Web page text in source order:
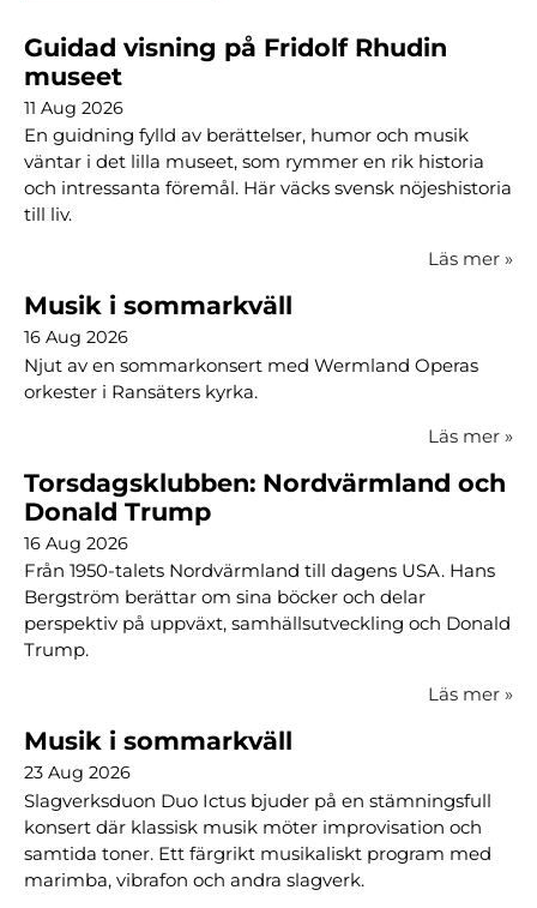
Guidad visning på Fridolf Rhudin
museet
11 Aug 2026
En guidning fylld av berättelser, humor och musik
väntar i det lilla museet, som rymmer en rik historia
och intressanta föremål. Här väcks svensk nöjeshistoria
till liv.
Läs mer »
Musik i sommarkväll
16 Aug 2026
Njut av en sommarkonsert med Wermland Operas
orkester i Ransäters kyrka.
Läs mer »
Torsdagsklubben: Nordvärmland och
Donald Trump
16 Aug 2026
Från 1950-talets Nordvärmland till dagens USA. Hans
Bergström berättar om sina böcker och delar
perspektiv på uppväxt, samhällsutveckling och Donald
Trump.
Läs mer »
Musik i sommarkväll
23 Aug 2026
Slagverksduon Duo Ictus bjuder på en stämningsfull
konsert där klassisk musik möter improvisation och
samtida toner. Ett färgrikt musikaliskt program med
marimba, vibrafon och andra slagverk.